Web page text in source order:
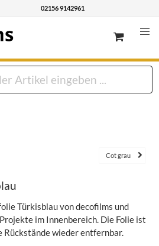
02156 9142961
Cot grau
Türkisblau von decofilms und
im Innenbereich. Die Folie ist
Rückstände wieder entfernbar.